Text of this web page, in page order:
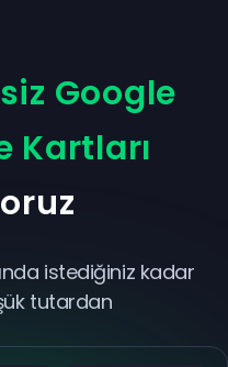
Google
Kartları
istediğiniz kadar
tutardan